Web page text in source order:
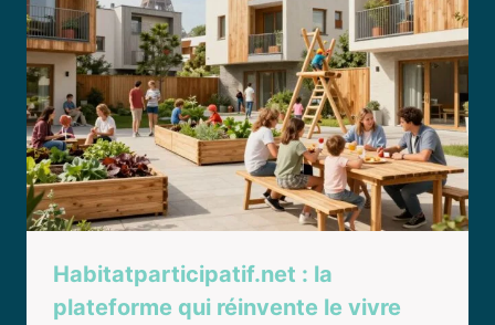
Habitatparticipatif.net : la
plateforme qui réinvente le vivre